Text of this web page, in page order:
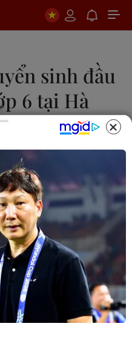
sinh đầu
6 tại Hà
Nội đã yêu cầu điều
tuổi trên địa bàn,
lý, bảo đảm đủ